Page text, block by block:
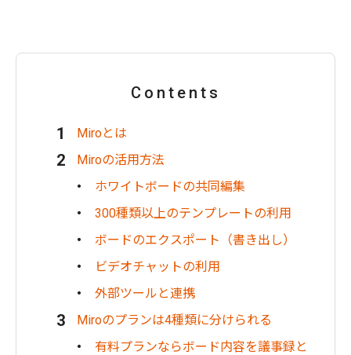
Contents
Miroとは
Miroの活用方法
ホワイトボードの共同編集
300種類以上のテンプレートの利用
ボードのエクスポート（書き出し）
ビデオチャットの利用
外部ツールと連携
Miroのプランは4種類に分けられる
有料プランならボード内容を議事録と